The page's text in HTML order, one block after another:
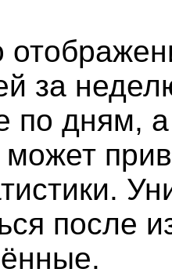
за
по дням,
после